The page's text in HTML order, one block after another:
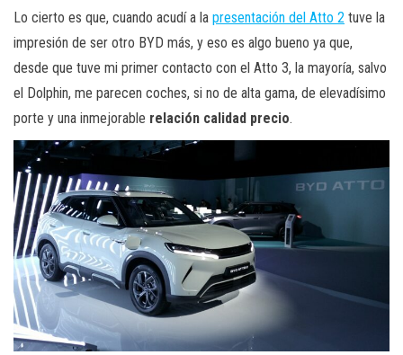
Lo cierto es que, cuando acudí a la presentación del Atto 2 tuve la
impresión de ser otro BYD más, y eso es algo bueno ya que,
desde que tuve mi primer contacto con el Atto 3, la mayoría, salvo
el Dolphin, me parecen coches, si no de alta gama, de elevadísimo
porte y una inmejorable relación calidad precio.